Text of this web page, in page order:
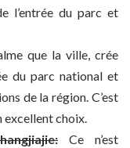
l’entrée du parc et
que la ville, crée
du parc national et
de la région. C’est
excellent choix.
Ce n’est